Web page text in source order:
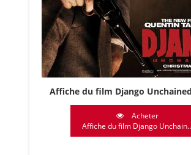
Affiche du film Django
Acheter
Affiche du film Django